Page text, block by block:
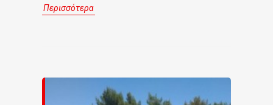
Περισσότερα